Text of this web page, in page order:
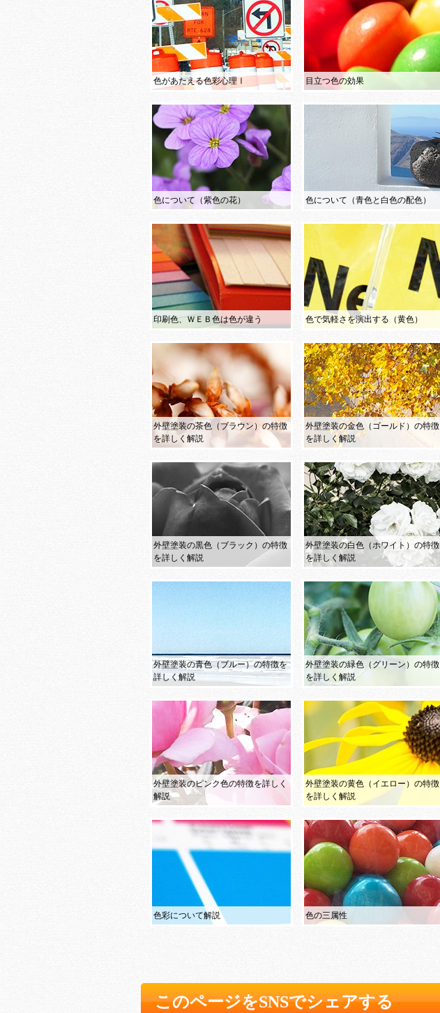
色があたえる色彩心理Ⅰ 目立つ色の効果
色について（紫色の花） 色について（青色と白色の配色）
印刷色、ＷＥＢ色は色が違う 色で気軽さを演出する（黄色）
外壁塗装の茶色（ブラウン）の特徴
を詳しく解説
外壁塗装の金色（ゴールド）の特徴
を詳しく解説
外壁塗装の黒色（ブラック）の特徴
を詳しく解説
外壁塗装の白色（ホワイト）の特徴
を詳しく解説
外壁塗装の青色（ブルー）の特徴を
詳しく解説
外壁塗装の緑色（グリーン）の特徴
を詳しく解説
外壁塗装のピンク色の特徴を詳しく
解説
外壁塗装の黄色（イエロー）の特徴
を詳しく解説
色彩について解説 色の三属性
このページをSNSでシェアする